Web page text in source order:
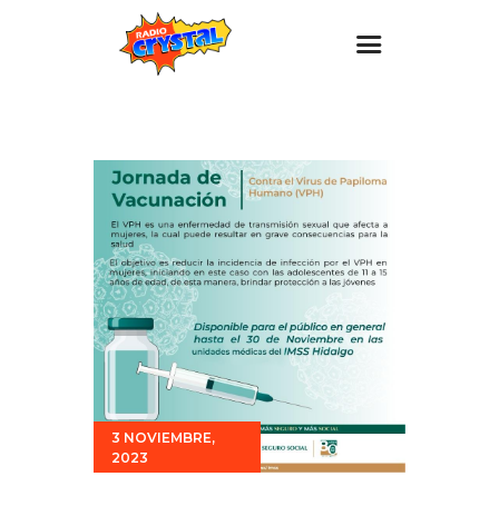
Estaciones
Eventos
Promociones
Noticias
Para ti
Contacto
3 NOVIEMBRE,
2023